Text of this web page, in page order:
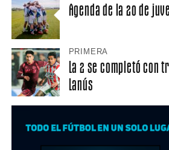
Agenda de la 20 de
PRIMERA
La 2 se completó con
Lanús